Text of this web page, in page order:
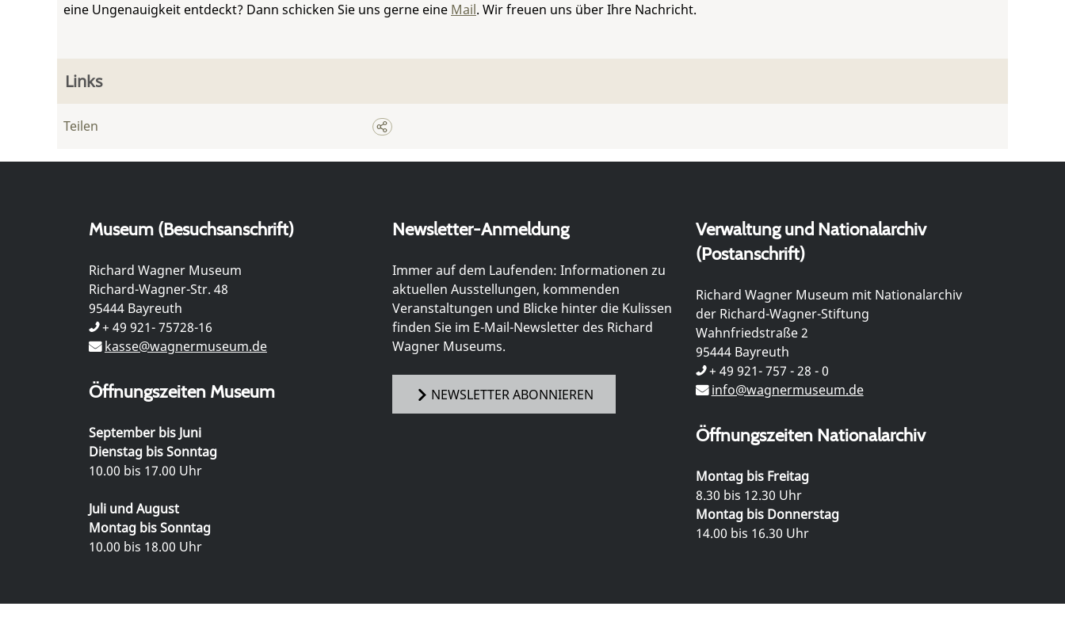
eine Ungenauigkeit entdeckt? Dann schicken Sie uns gerne eine Mail. Wir freuen uns über Ihre Nachricht.
Links
Teilen
Museum (Besuchsanschrift)
Richard Wagner Museum
Richard-Wagner-Str. 48
95444 Bayreuth
+ 49 921- 75728-16
kasse@wagnermuseum.de
Öffnungszeiten Museum
September bis Juni
Dienstag bis Sonntag
10.00 bis 17.00 Uhr
Juli und August
Montag bis Sonntag
10.00 bis 18.00 Uhr
Newsletter-Anmeldung
Immer auf dem Laufenden: Informationen zu
aktuellen Ausstellungen, kommenden
Veranstaltungen und Blicke hinter die Kulissen
finden Sie im E-Mail-Newsletter des Richard
Wagner Museums.
NEWSLETTER ABONNIEREN
Verwaltung und Nationalarchiv
(Postanschrift)
Richard Wagner Museum mit Nationalarchiv
der Richard-Wagner-Stiftung
Wahnfriedstraße 2
95444 Bayreuth
+ 49 921- 757 - 28 - 0
info@wagnermuseum.de
Öffnungszeiten Nationalarchiv
Montag bis Freitag
8.30 bis 12.30 Uhr
Montag bis Donnerstag
14.00 bis 16.30 Uhr